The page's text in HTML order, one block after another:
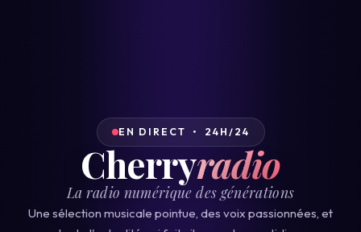
EN DIRECT • 24H/24
Cherryradio
La radio numérique des générations
Une sélection musicale pointue, des voix passionnées, et